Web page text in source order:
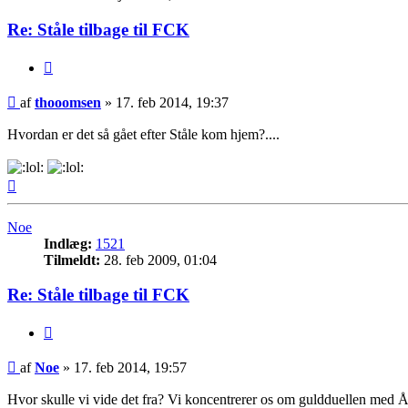
Re: Ståle tilbage til FCK
Indlæg
afthooomsen » 17. feb 2014, 19:37
Hvordan er det så gået efter Ståle kom hjem?....
Noe
Indlæg: 1521
Tilmeldt: 28. feb 2009, 01:04
Re: Ståle tilbage til FCK
Indlæg
afNoe » 17. feb 2014, 19:57
Hvor skulle vi vide det fra? Vi koncentrerer os om guldduellen med